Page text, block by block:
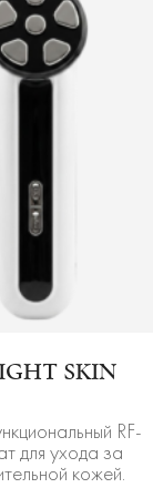
SKIN
RF-
для ухода за
кожей.